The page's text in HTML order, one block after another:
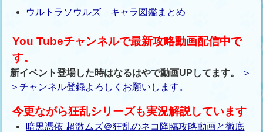
ウルトラソウルズ キャラ図鑑まとめ
You Tubeチャンネルで最新攻略動画配信中で
す。
新イベント登場した時はなるはやで動画UPしてます。
＞
＞チャンネル登録よろしくお願いします。
今更ながら狂乱シリーズも実況解説しています
暗黒憑依 超激ムズ＠狂乱のネコ降臨攻略動画と徹底